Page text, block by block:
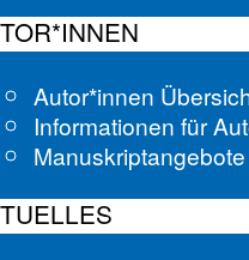
Autor*innen
Informationen für
Manuskriptangebote